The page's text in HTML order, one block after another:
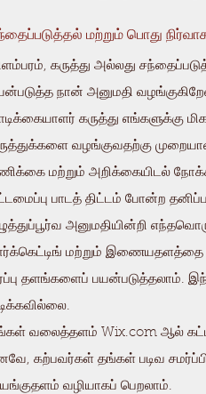
மற்றும் பொது
கருத்து அல்லது
நான் அனுமதி
கருத்து எங்களுக்கு
வழங்குவதற்கு
மற்றும் அறிக்கையிடல்
பாடத் திட்டம் போன்ற
அனுமதியின்றி
மற்றும்
தளங்களைப் பயன்படுத்தலாம்.
வலைத்தளம் Wix.com ஆல்
கற்பவர்கள் தங்கள் படிவ
வழியாகப் பெறலாம்.